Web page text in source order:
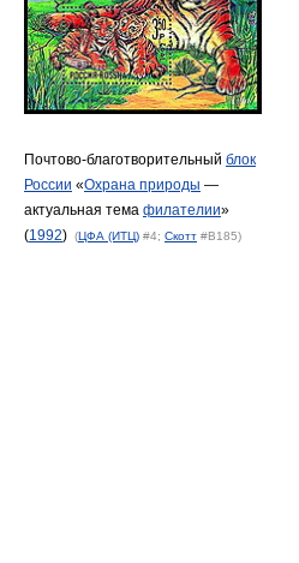
Почтово-благотворительный блок
России «Охрана природы —
актуальная тема филателии»
(1992) (ЦФА (ИТЦ) #4; Скотт #В185)